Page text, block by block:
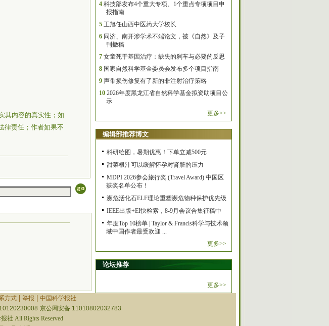
其内容的真实性；如
律责任；作者如果不
4 科技部发布4个重大专项、1个重点专项项目申
报指南
5 王旭任山西中医药大学校长
6 同济、南开涉学术不端论文，被《自然》及子
刊撤稿
7 女童死于基因治疗：缺失的刹车与必要的反思
8 国家自然科学基金委员会发布多个项目指南
9 声带损伤修复有了新的非注射治疗策略
10 2026年度黑龙江省自然科学基金拟资助项目公
示
更多>>
编辑部推荐博文
科研绘图，暑期优惠！下单立减500元
甜菜根汁可以缓解怀孕对肾脏的压力
MDPI 2026参会旅行奖 (Travel Award) 中国区
获奖名单公布！
濒危活化石ELF理论重塑濒危物种保护优先级
IEEE出版+EI快检索，8-9月会议合集征稿中
年度Top 10榜单 | Taylor & Francis科学与技术领
域中国作者最受欢迎 ...
更多>>
论坛推荐
更多>>
方式| 举报
中国科学报社
京公网安备 11010802032783
社 All Rights Reserved